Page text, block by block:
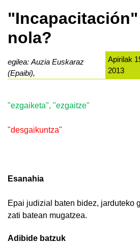
"Incapacitación"
nola?
egilea: Auzia Euskaraz
(Epaibi),
Apirilak
2013
"ezgaiketa", "ezgaitze"
"desgaikuntza"
Esanahia
Epai judizial baten bidez, jarduteko
zati batean mugatzea.
Adibide batzuk